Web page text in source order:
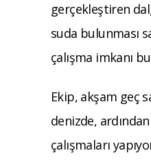
gerçekleştiren
suda bulunması
çalışma imkanı
Ekip, akşam geç
denizde,
çalışmaları